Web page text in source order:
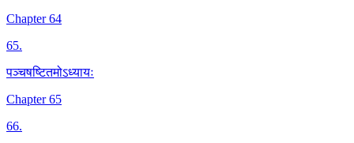
Chapter 64
65.
पञ्चषष्टितमोऽध्यायः
Chapter 65
66.